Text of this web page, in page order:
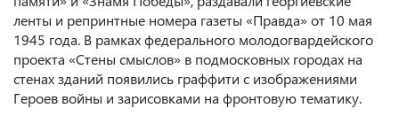
ленты и репринтные номера газеты «Правда» от 10 мая
1945 года. В рамках федерального молодогвардейского
проекта «Стены смыслов» в подмосковных городах на
стенах зданий появились граффити с изображениями
Героев войны и зарисовками на фронтовую тематику.